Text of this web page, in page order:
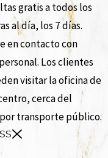
gratis a todos los
al día, los 7 días.
en contacto con
Los clientes
visitar la oficina de
cerca del
transporte público.